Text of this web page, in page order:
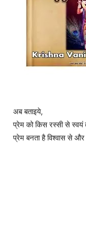
अब बताइये,
प्रेम को किस रस्सी से
प्रेम बनता है विश्वास से और